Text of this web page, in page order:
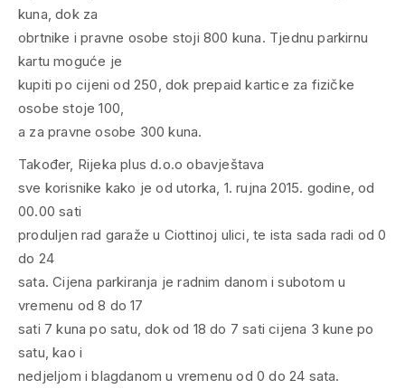
kuna, dok za
obrtnike i pravne osobe stoji 800 kuna. Tjednu parkirnu
kartu moguće je
kupiti po cijeni od 250, dok prepaid kartice za fizičke
osobe stoje 100,
a za pravne osobe 300 kuna.
Također, Rijeka plus d.o.o obavještava
sve korisnike kako je od utorka, 1. rujna 2015. godine, od
00.00 sati
produljen rad garaže u Ciottinoj ulici, te ista sada radi od 0
do 24
sata. Cijena parkiranja je radnim danom i subotom u
vremenu od 8 do 17
sati 7 kuna po satu, dok od 18 do 7 sati cijena 3 kune po
satu, kao i
nedjeljom i blagdanom u vremenu od 0 do 24 sata.